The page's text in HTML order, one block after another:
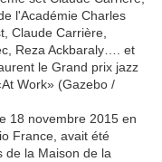
l'Académie Charles
Claude Carrière,
Reza Ackbaraly…. et
le Grand prix jazz
Work» (Gazebo /
18 novembre 2015 en
France, avait été
de la Maison de la